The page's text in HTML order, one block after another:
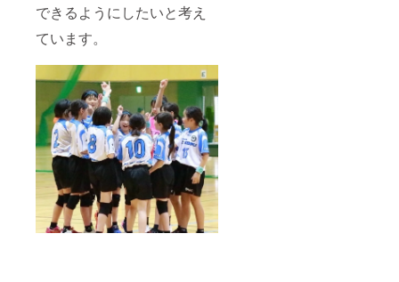
できるようにしたいと考え
ています。